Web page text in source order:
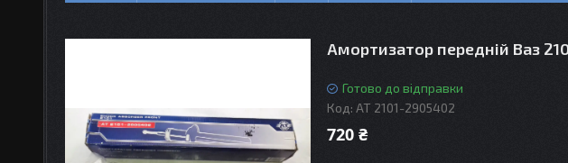
Амортизатор передній Ваз
Готово до відправки
Код: AT 2101-2905402
720 ₴